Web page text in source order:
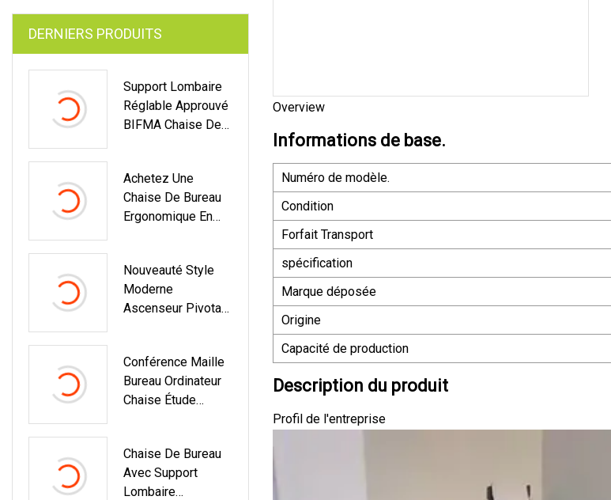
DERNIERS PRODUITS
Support Lombaire
Réglable Approuvé
BIFMA Chaise De
Offre Spéciale
Achetez Une
Chaise De Bureau
Ergonomique En
Grande Taille
Nouveauté Style
Moderne
Ascenseur Pivotant
Dossier
Confortable Maille
Chaise De Bureau
Conférence Maille
Bureau Ordinateur
Chaise Étude
Pivotante Maison
Bureau Chaises
Chaise De Bureau
Avec Support
Lombaire
Overview
Informations de base.
Numéro de modèle.
Condition
Forfait Transport
spécification
Marque déposée
Origine
Capacité de production
Description du produit
Profil de l'entreprise